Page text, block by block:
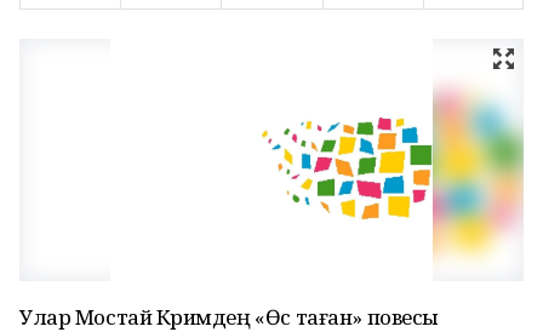
Улар Мостай Кәримдең «Өс таған» повесы